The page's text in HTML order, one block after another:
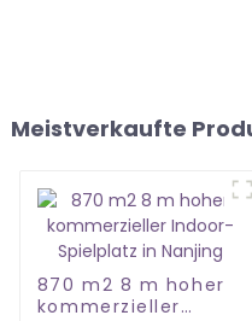
Meistverkaufte
870 m2 8 m hoher
kommerzieller